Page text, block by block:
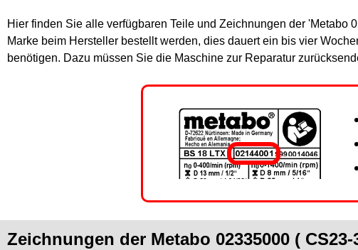
Hier finden Sie alle verfügbaren Teile und Zeichnungen der
Marke beim Hersteller bestellt werden, dies dauert ein bis vier
benötigen. Dazu müssen Sie die Maschine zur Reparatur
Zeichnungen der Metabo 02335000 ( CS23-